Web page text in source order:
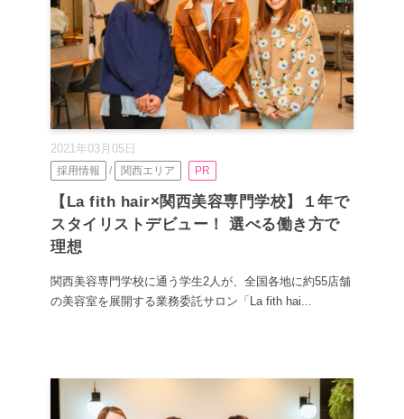
2021年03月05日
採用情報 / 関西エリア PR
【La fith hair×関西美容専門学校】１年で
スタイリストデビュー！ 選べる働き方で
理想
関西美容専門学校に通う学生2人が、全国各地に約55店舗
の美容室を展開する業務委託サロン「La fith hai...